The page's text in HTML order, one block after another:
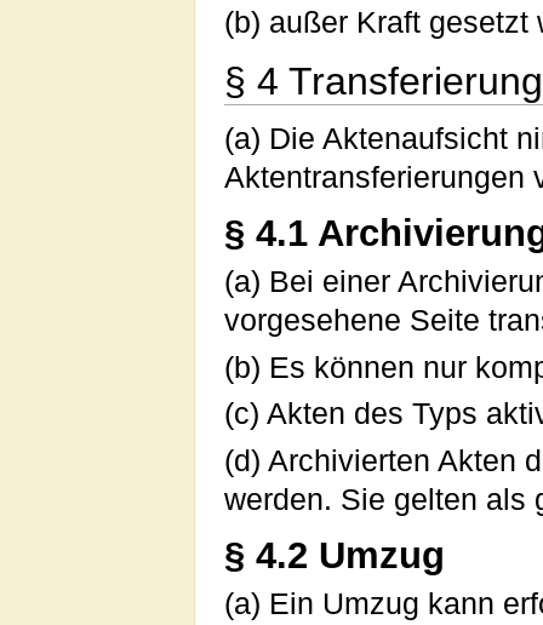
(b) außer Kraft gesetzt
§ 4
(a) Die Aktenaufsicht
Aktentransferierungen
§ 4.1
(a) Bei einer
vorgesehene Seite
(b) Es können nur
(c) Akten des Typs
(d) Archivierten Akten
werden. Sie gelten als
§ 4.2 Umzug
(a) Ein Umzug kann